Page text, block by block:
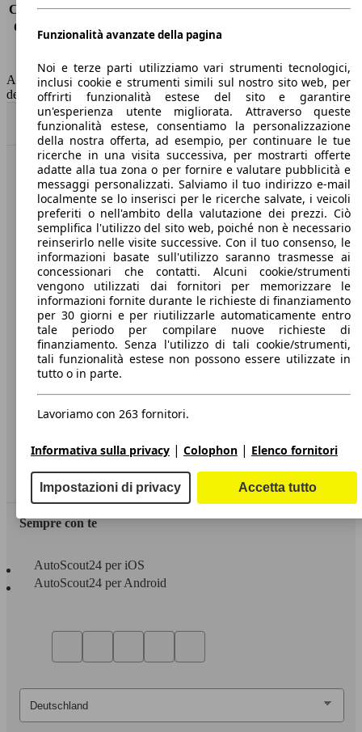
Consumo (extra-urbano) 3.3 l/100km
Consumo (combinato)*
3.6 l/100km
Capacità del serbatoio
41 l
AutoScout24 non si assume alcuna responsabilità per la correttezza
dei dati.
Torna su
Benvenuti su AutoScout24, il mercato auto europeo.
Società
A proposito di AutoScout24
Stampa
Media
Condizioni generali
Informazioni
Privacy
Dichiarazione di Accessibilità
Servizi
Area rivenditori
Sempre con te
AutoScout24 per iOS
AutoScout24 per Android
Funzionalità avanzate della pagina
Noi e terze parti utilizziamo vari strumenti tecnologici,
inclusi cookie e strumenti simili sul nostro sito web, per
offrirti funzionalità estese del sito e garantire
un'esperienza utente migliorata. Attraverso queste
funzionalità estese, consentiamo la personalizzazione
della nostra offerta, ad esempio, per continuare le tue
ricerche in una visita successiva, per mostrarti offerte
adatte alla tua zona o per fornire e valutare pubblicità e
messaggi personalizzati. Salviamo il tuo indirizzo e-mail
localmente se lo inserisci per le ricerche salvate, i veicoli
preferiti o nell'ambito della valutazione dei prezzi. Ciò
semplifica l'utilizzo del sito web, poiché non è necessario
reinserirlo nelle visite successive. Con il tuo consenso, le
informazioni basate sull'utilizzo saranno trasmesse ai
concessionari che contatti. Alcuni cookie/strumenti
vengono utilizzati dai fornitori per memorizzare le
informazioni fornite durante le richieste di finanziamento
per 30 giorni e per riutilizzarle automaticamente entro
tale periodo per compilare nuove richieste di
finanziamento. Senza l'utilizzo di tali cookie/strumenti,
tali funzionalità estese non possono essere utilizzate in
tutto o in parte.
Lavoriamo con 263 fornitori.
Informativa sulla privacy | Colophon | Elenco fornitori
Impostazioni di privacy Accetta tutto